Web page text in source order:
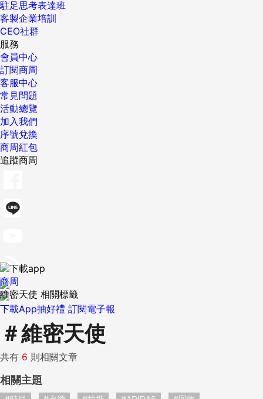
駐足思考表達班
客製企業培訓
CEO社群
服務
會員中心
訂閱商周
客服中心
常見問題
活動總覽
加入我們
序號兌換
商周紅包
追蹤商周
下載App抽好禮 訂閱電子報
商周
維密天使 相關標籤
＃維密天使
共有 6 則相關文章
相關主題